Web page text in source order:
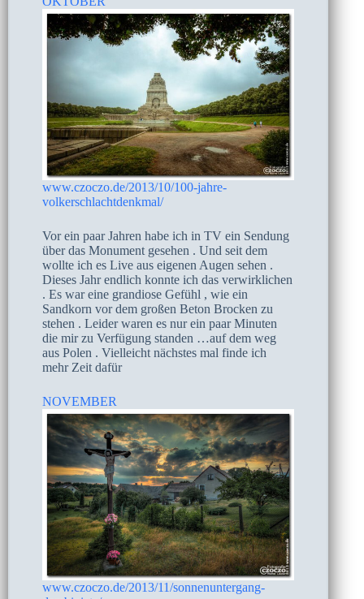
www.czoczo.de/2013/10/100-jahre-
volkerschlachtdenkmal/
Vor ein paar Jahren habe ich in TV ein Sendung
über das Monument gesehen . Und seit dem
wollte ich es Live aus eigenen Augen sehen .
Dieses Jahr endlich konnte ich das verwirklichen
. Es war eine grandiose Gefühl , wie ein
Sandkorn vor dem großen Beton Brocken zu
stehen . Leider waren es nur ein paar Minuten
die mir zu Verfügung standen …auf dem weg
aus Polen . Vielleicht nächstes mal finde ich
mehr Zeit dafür
NOVEMBER
www.czoczo.de/2013/11/sonnenuntergang-